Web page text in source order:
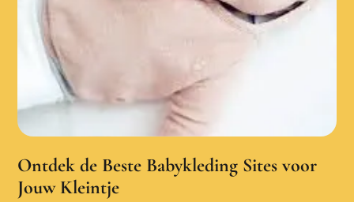
Ontdek de Beste Babykleding Sites voor
Jouw Kleintje